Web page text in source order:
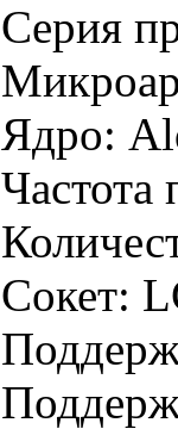
Серия
Ядро:
Сокет: